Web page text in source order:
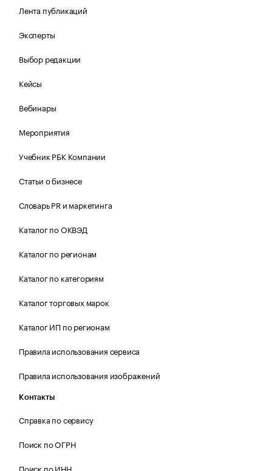
Лента публикаций
Эксперты
Выбор редакции
Кейсы
Вебинары
Мероприятия
Учебник РБК Компании
Статьи о бизнесе
Словарь PR и маркетинга
Каталог по ОКВЭД
Каталог по регионам
Каталог по категориям
Каталог торговых марок
Каталог ИП по регионам
Правила использования сервиса
Правила использования изображений
Контакты
Справка по сервису
Поиск по ОГРН
Поиск по ИНН